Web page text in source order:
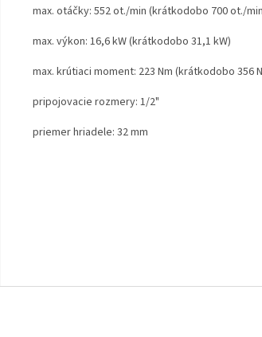
max. otáčky: 552 ot./min (krátkodobo 700 ot./
max. výkon: 16,6 kW (krátkodobo 31,1 kW)
max. krútiaci moment: 223 Nm (krátkodobo 356
pripojovacie rozmery: 1/2"
priemer hriadele: 32 mm